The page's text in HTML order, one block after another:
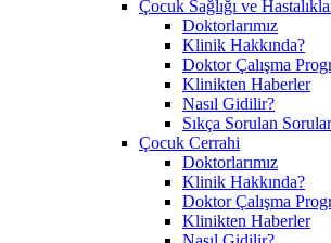
Çocuk Sağlığı ve
Doktorlarımız
Klinik Hakkında?
Doktor Çalışma
Klinikten Haberler
Nasıl Gidilir?
Sıkça Sorulan Sorular
Çocuk Cerrahi
Doktorlarımız
Klinik Hakkında?
Doktor Çalışma
Klinikten Haberler